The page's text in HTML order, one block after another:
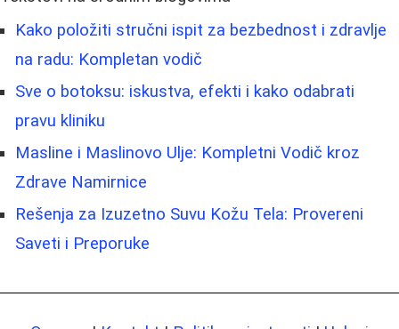
Kako položiti stručni ispit za bezbednost i zdravlje
na radu: Kompletan vodič
Sve o botoksu: iskustva, efekti i kako odabrati
pravu kliniku
Masline i Maslinovo Ulje: Kompletni Vodič kroz
Zdrave Namirnice
Rešenja za Izuzetno Suvu Kožu Tela: Provereni
Saveti i Preporuke